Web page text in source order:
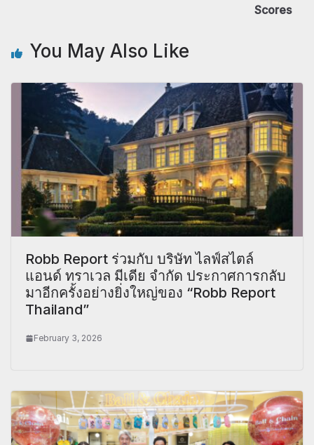
Scores
You May Also Like
Robb Report ร่วมกับ บริษัท ไลฟ์สไตล์
แอนด์ ทราเวล มีเดีย จำกัด ประกาศการกลับ
มาอีกครั้งอย่างยิ่งใหญ่ของ “Robb Report
Thailand”
February 3, 2026